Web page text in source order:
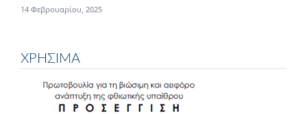
14 Φεβρουαρίου, 2025
ΧΡΗΣΙΜΑ